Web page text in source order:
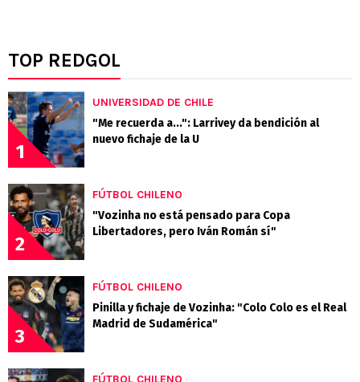
TOP REDGOL
1
UNIVERSIDAD DE CHILE
"Me recuerda a...": Larrivey da bendición al
nuevo fichaje de la U
2
FÚTBOL CHILENO
"Vozinha no está pensado para Copa
Libertadores, pero Iván Román sí"
3
FÚTBOL CHILENO
Pinilla y fichaje de Vozinha: "Colo Colo es el Real
Madrid de Sudamérica"